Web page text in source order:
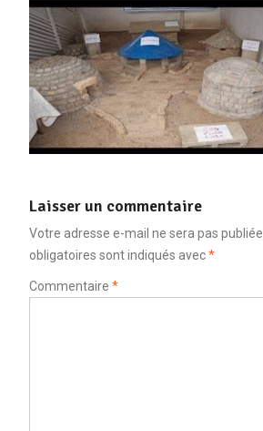
Laisser un commentaire
Votre adresse e-mail ne sera pas publiée.
obligatoires sont indiqués avec*
Commentaire *